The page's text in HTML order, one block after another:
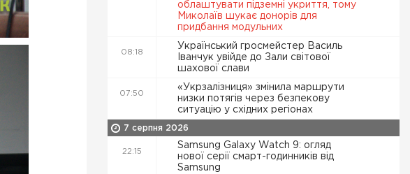
облаштувати підземні укриття, тому
Миколаїв шукає донорів для
придбання модульних
08:18
Український гросмейстер Василь
Іванчук увійде до Зали світової
шахової слави
07:50
«Укрзалізниця» змінила маршрути
низки потягів через безпекову
ситуацію у східних регіонах
7 серпня 2026
22:15
Samsung Galaxy Watch 9: огляд
нової серії смарт-годинників від
Samsung